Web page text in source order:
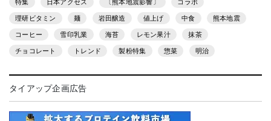
特集 日本アクセス 〔熊本地震影響〕 コラボ
理研ビタミン 麺 岩田醸造 値上げ 中食 熊本地震
コーヒー 雪印乳業 海苔 レモン果汁 抹茶
チョコレート トレンド 製粉特集 惣菜 明治
タイアップ企画広告